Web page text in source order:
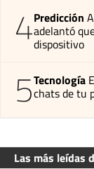
4Predicción
adelantó
dispositivo
5Tecnología
chats de tu
Las más leídas